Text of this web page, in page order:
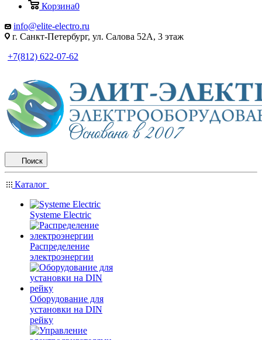
Корзина0
info@elite-electro.ru
г. Санкт-Петербург, ул. Салова 52А, 3 этаж
+7(812) 622-07-62
Поиск
Каталог
Systeme Electric
Распределение
электроэнергии
Оборудование для
установки на DIN
рейку